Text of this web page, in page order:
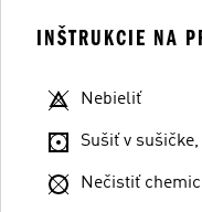
INŠTRUKCIE NA
Nebieliť
Sušiť v
Nečistiť